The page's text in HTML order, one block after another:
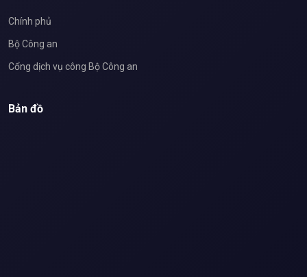
Chính phủ
Bộ Công an
Cổng dịch vụ công Bộ Công an
Bản đồ